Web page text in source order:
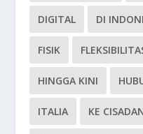
DIGITAL DI
FISIK
HINGGA KINI
ITALIA KE